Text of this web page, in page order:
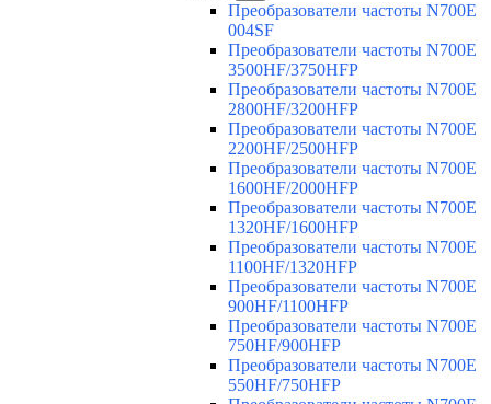
Преобразователи частоты N700E
004SF
Преобразователи частоты N700E
3500HF/3750HFP
Преобразователи частоты N700E
2800HF/3200HFP
Преобразователи частоты N700E
2200HF/2500HFP
Преобразователи частоты N700E
1600HF/2000HFP
Преобразователи частоты N700E
1320HF/1600HFP
Преобразователи частоты N700E
1100HF/1320HFP
Преобразователи частоты N700E
900HF/1100HFP
Преобразователи частоты N700E
750HF/900HFP
Преобразователи частоты N700E
550HF/750HFP